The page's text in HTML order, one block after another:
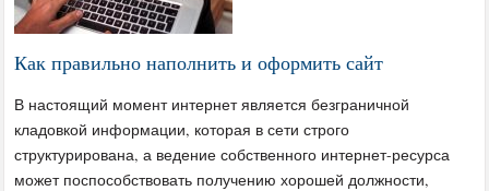
Как правильно наполнить и оформить сайт
В настоящий момент интернет является безграничной
кладовкой информации, которая в сети строго
структурирована, а ведение собственного интернет-ресурса
может поспособствовать получению хорошей должности,